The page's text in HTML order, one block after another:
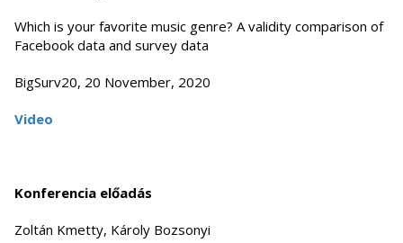
Which is your favorite music genre? A validity comparison of
Facebook data and survey data
BigSurv20, 20 November, 2020
Video
Konferencia előadás
Zoltán Kmetty, Károly Bozsonyi